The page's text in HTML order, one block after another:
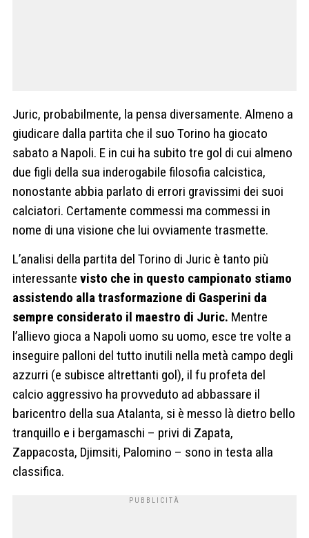
Juric, probabilmente, la pensa diversamente. Almeno a
giudicare dalla partita che il suo Torino ha giocato
sabato a Napoli. E in cui ha subito tre gol di cui almeno
due figli della sua inderogabile filosofia calcistica,
nonostante abbia parlato di errori gravissimi dei suoi
calciatori. Certamente commessi ma commessi in
nome di una visione che lui ovviamente trasmette.
L’analisi della partita del Torino di Juric è tanto più
interessante visto che in questo campionato stiamo
assistendo alla trasformazione di Gasperini da
sempre considerato il maestro di Juric. Mentre
l’allievo gioca a Napoli uomo su uomo, esce tre volte a
inseguire palloni del tutto inutili nella metà campo degli
azzurri (e subisce altrettanti gol), il fu profeta del
calcio aggressivo ha provveduto ad abbassare il
baricentro della sua Atalanta, si è messo là dietro bello
tranquillo e i bergamaschi – privi di Zapata,
Zappacosta, Djimsiti, Palomino – sono in testa alla
classifica.